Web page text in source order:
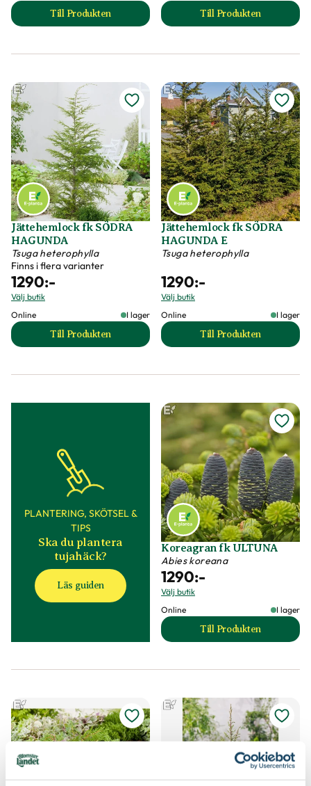
Till Produkten
till Balkanbergtall fk SAUHERAD produktsida
Till Produkten
till Japansk
Jättehemlock fk SÖDRA
HAGUNDA
Tsuga heterophylla
Finns i flera varianter
1290:-
Välj butik
Online
I lager
Till Produkten
till Jättehemlock fk SÖDRA HAGUNDA produktsida
Jättehemlock fk SÖDRA
HAGUNDA E
Tsuga heterophylla
1290:-
Välj butik
Online
I lager
Till Produkten
till Jättehemlock
PLANTERING, SKÖTSEL &
TIPS
Ska du plantera
tujahäck?
Läs guiden
Koreagran fk ULTUNA
Abies koreana
1290:-
Välj butik
Online
I lager
Till Produkten
till Koreagran fk